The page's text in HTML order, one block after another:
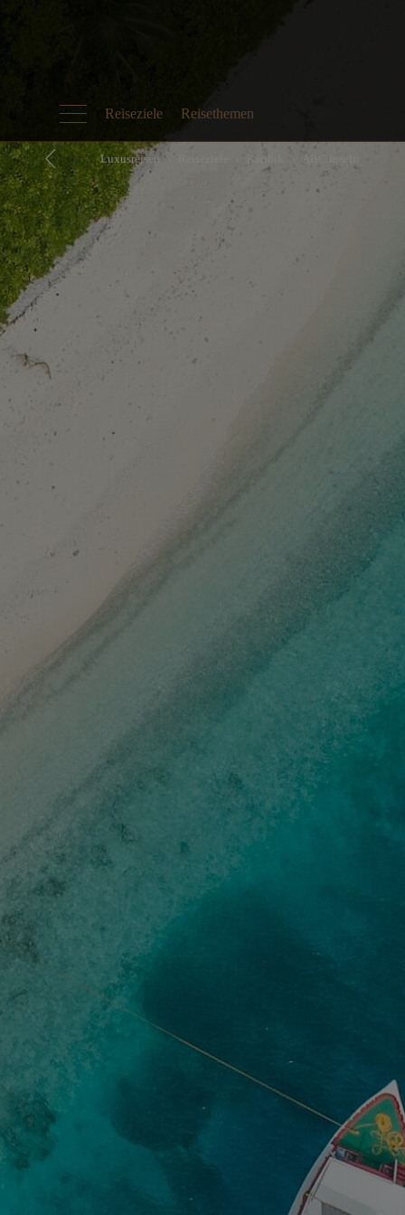
Reiseziele Reisethemen
Luxusreisen Karibik ABC Inseln